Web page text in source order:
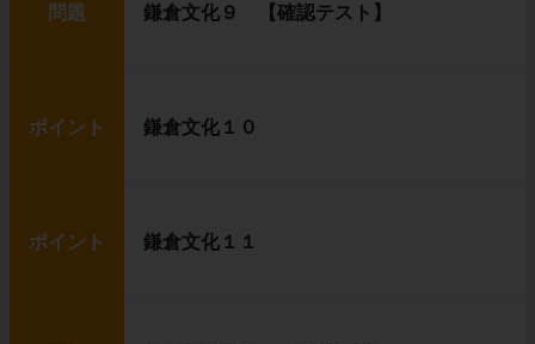
問題 鎌倉文化９ 【確認テスト】
ポイント 鎌倉文化１０
ポイント 鎌倉文化１１